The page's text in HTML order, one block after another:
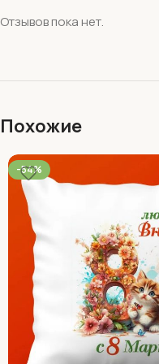
Отзывов пока нет.
Похожие
-54%